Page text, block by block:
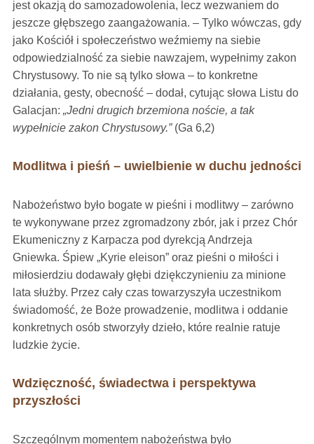
jest okazją do samozadowolenia, lecz wezwaniem do
jeszcze głębszego zaangażowania. – Tylko wówczas, gdy
jako Kościół i społeczeństwo weźmiemy na siebie
odpowiedzialność za siebie nawzajem, wypełnimy zakon
Chrystusowy. To nie są tylko słowa – to konkretne
działania, gesty, obecność – dodał, cytując słowa Listu do
Galacjan: „Jedni drugich brzemiona noście, a tak
wypełnicie zakon Chrystusowy.”(Ga 6,2)
Modlitwa i pieśń – uwielbienie w duchu jedności
Nabożeństwo było bogate w pieśni i modlitwy – zarówno
te wykonywane przez zgromadzony zbór, jak i przez Chór
Ekumeniczny z Karpacza pod dyrekcją Andrzeja
Gniewka. Śpiew „Kyrie eleison” oraz pieśni o miłości i
miłosierdziu dodawały głębi dziękczynieniu za minione
lata służby. Przez cały czas towarzyszyła uczestnikom
świadomość, że Boże prowadzenie, modlitwa i oddanie
konkretnych osób stworzyły dzieło, które realnie ratuje
ludzkie życie.
Wdzięczność, świadectwa i perspektywa
przyszłości
Szczególnym momentem nabożeństwa było